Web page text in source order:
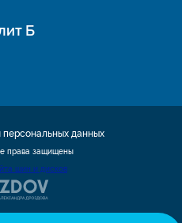
Б
права защищены
шин и дисков
данных